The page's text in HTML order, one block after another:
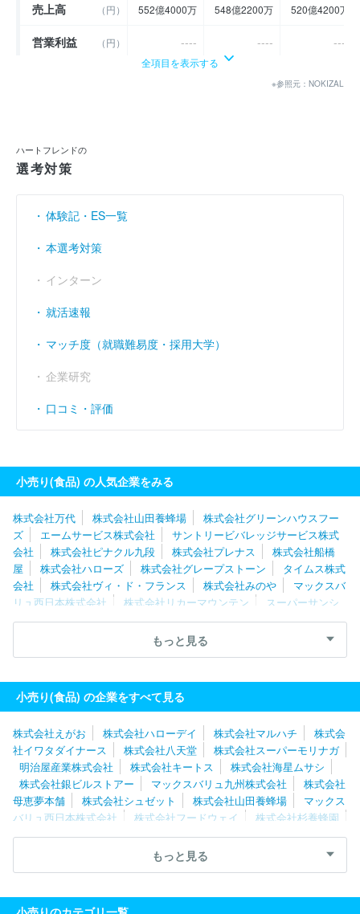
売上高
（円） 552億4000万 548億2200万 520億4200万
営業利益 （円） ---- ---- ----
利益余剰金
売上伸び率
営業利益率 （％）
経常利益率 （％）
全項目を表示する
※参照元：NOKIZAL
ハートフレンドの
選考対策
体験記・ES一覧
本選考対策
インターン
就活速報
マッチ度（就職難易度・採用大学）
企業研究
口コミ・評価
小売り(食品) の人気企業をみる
株式会社万代 株式会社山田養蜂場
株式会社グリーンハウスフー
ズ
エームサービス株式会社
サントリービバレッジサービス株式
会社
株式会社ピナクル九段 株式会社プレナス
株式会社船橋
屋
株式会社ハローズ 株式会社グレープストーン
タイムス株式
会社
株式会社ヴィ・ド・フランス 株式会社みのや
マックスバ
リュ西日本株式会社
株式会社リカーマウンテン
スーパーサンシ
株式会社
株式会社九州屋 株式会社オオゼキ
株式会社マルハ
株式会社ハローデイ
株式会社レブニーズ
力
コンパスグループ・ジャパン株式会社（西洋フード）
株式会
社スーパーバリュー
もっと見る
小売り(食品) の企業をすべて見る
株式会社えがお 株式会社ハローデイ 株式会社マルハチ
株式会
社イワタダイナース
株式会社八天堂
株式会社スーパーモリナガ
明治屋産業株式会社
株式会社キートス
株式会社海星ムサシ
株式会社銀ビルストアー
マックスバリュ九州株式会社
株式会社
母恵夢本舗
株式会社シュゼット 株式会社山田養蜂場
マックス
バリュ西日本株式会社
株式会社フードウェイ
株式会社杉養蜂園
株式会社アサヒ緑健
株式会社健康家族
株式会社オーガランド
タイムス株式会社 大黒天物産株式会社
株式会
社マリンポリス
ランマルシェタケダ株式会社
株式会社ヤスサキ
株式会社重光
もっと見る